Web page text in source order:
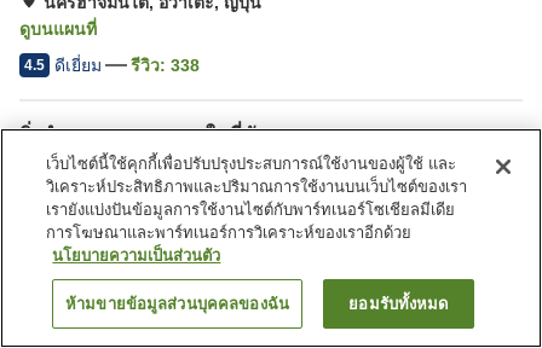
ดูบนแผนที่
4.5 ดีเยี่ยม รีวิว: 338
สิ่งอำนวยความสะดวกในที่พัก
ซาวน่า
ร้านอาหาร
ร้านค้า
ห้องประชุม
หน้าแรก ญี่ปุ่น อิวาเตะ
Appi Kogen Mori no Hotel
ค้นหาห้องพัก
เว็บไซต์นี้ใช้คุกกี้เพื่อปรับปรุงประสบการณ์ใช้งานของผู้ใช้ และ
วิเคราะห์ประสิทธิภาพและปริมาณการใช้งานบนเว็บไซต์ของเรา
เรายังแบ่งปันข้อมูลการใช้งานไซต์กับพาร์ทเนอร์โซเชียลมีเดีย
การโฆษณาและพาร์ทเนอร์การวิเคราะห์ของเราอีกด้วย
นโยบายความเป็นส่วนตัว
ห้ามขายข้อมูลส่วนบุคคลของฉัน ยอมรับทั้งหมด